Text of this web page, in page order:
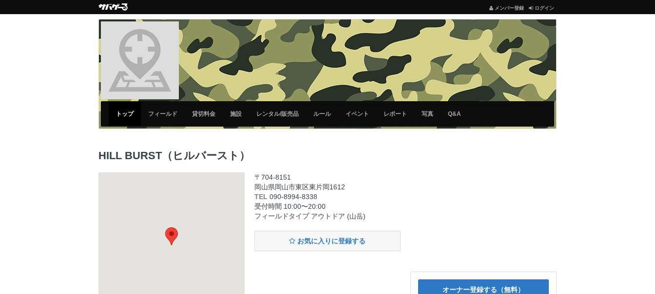
メンバー登録 ログイン
トップ フィールド 貸切料金 施設 レンタル/販売品 ルール イベント レポート 写真 Q&A
HILL BURST（ヒルバースト）
〒704-8151
岡山県岡山市東区東片岡1612
TEL 090-8994-8338
受付時間 10:00〜20:00
フィールドタイプアウトドア (山岳)
お気に入りに登録する
オーナー登録する（無料）